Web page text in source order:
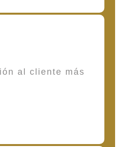
al cliente más